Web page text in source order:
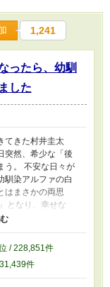
1,241
ったら、幼馴
した
てきた村井圭太
突然、希少な「後
う。 不安な日々が
染アルファの白
はまさかの両思
となり、幸せな
になっても俺は
れて番となった泰
っていく。 どん
過保護で執着強
× ポジティブで男
/ 228,851件
件